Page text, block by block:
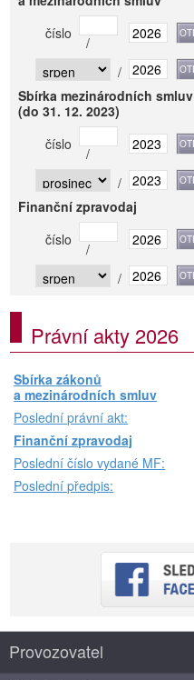
číslo
/
/
Sbírka mezinárodních smluv
(do 31. 12. 2023)
číslo
/
/
Finanční zpravodaj
číslo
/
/
Právní akty 2026
Sbírka zákonů
a mezinárodních smluv
Poslední právní akt:
Finanční zpravodaj
Poslední číslo vydané MF:
Poslední předpis:
Provozovatel